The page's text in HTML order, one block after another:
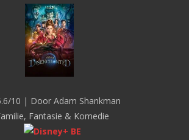
10 | Door Adam Shankman
Fantasie & Komedie